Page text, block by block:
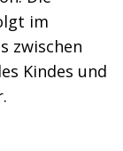
im
zwischen
Kindes und